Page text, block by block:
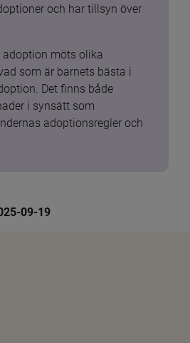
och har tillsyn över
möts olika
som är barnets bästa i
Det finns både
i synsätt som
adoptionsregler och
09-19